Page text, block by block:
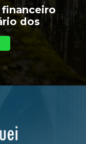
financeiro
dos